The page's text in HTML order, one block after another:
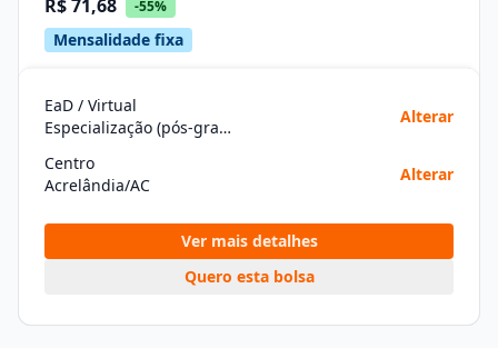
R$ 71,68 -55%
Mensalidade fixa
EaD / Virtual
Especialização (pós-graduação)
Alterar
Centro
Acrelândia/AC
Alterar
Ver mais detalhes
Quero esta bolsa